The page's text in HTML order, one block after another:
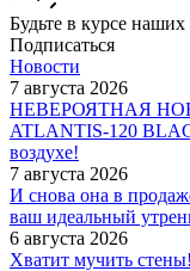
Будьте в курсе
Подписаться
Новости
7 августа 2026
НЕВЕРОЯТНАЯ
ATLANTIS-120
воздухе!
7 августа 2026
И снова она в
ваш идеальный
6 августа 2026
Хватит мучить